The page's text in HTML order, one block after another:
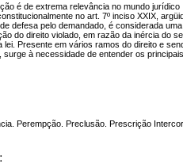
é de extrema relevância no mundo jurídico
no art. 7º inciso XXIX,
defesa pelo demandado, é considerada
do direito violado, em razão da inércia do
lei. Presente em vários ramos do direito e
à necessidade de entender os
Perempção. Preclusão. Prescrição